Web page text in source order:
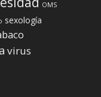
OMS
sexología
virus